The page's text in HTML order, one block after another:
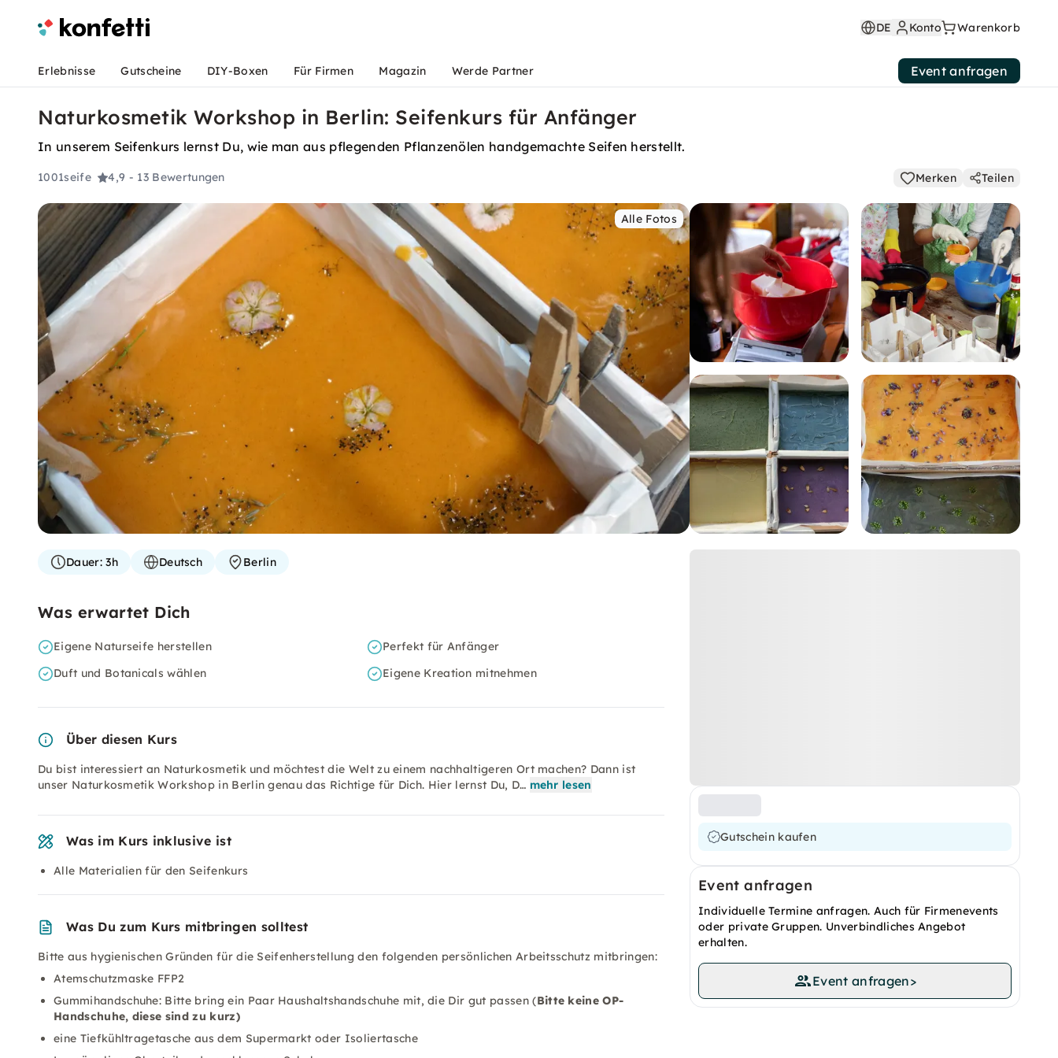
DE Konto Warenkorb
Erlebnisse Gutscheine DIY-Boxen Für Firmen Magazin Werde Partner Event anfragen
Naturkosmetik Workshop in Berlin: Seifenkurs für Anfänger
In unserem Seifenkurs lernst Du, wie man aus pflegenden Pflanzenölen handgemachte Seifen herstellt.
1001seife 4,9 - 13 Bewertungen Merken Teilen
Alle Fotos
Gutschein kaufen
Event anfragen
Individuelle Termine anfragen. Auch für Firmenevents
oder private Gruppen. Unverbindliches Angebot
erhalten.
Event anfragen>
Dauer:3h Deutsch Berlin
Was erwartet Dich
Eigene Naturseife herstellen
Perfekt für Anfänger
Duft und Botanicals wählen
Eigene Kreation mitnehmen
Über diesen Kurs
Du bist interessiert an Naturkosmetik und möchtest die Welt zu einem nachhaltigeren Ort machen? Dann ist
unser Naturkosmetik Workshop in Berlin genau das Richtige für Dich. Hier lernst Du, D… mehr lesen
Was im Kurs inklusive ist
Alle Materialien für den Seifenkurs
Was Du zum Kurs mitbringen solltest
Bitte aus hygienischen Gründen für die Seifenherstellung den folgenden persönlichen Arbeitsschutz mitbringen:
Atemschutzmaske FFP2
Gummihandschuhe: Bitte bring ein Paar Haushaltshandschuhe mit, die Dir gut passen (Bitte keine OP-
Handschuhe, diese sind zu kurz)
eine Tiefkühltragetasche aus dem Supermarkt oder Isoliertasche